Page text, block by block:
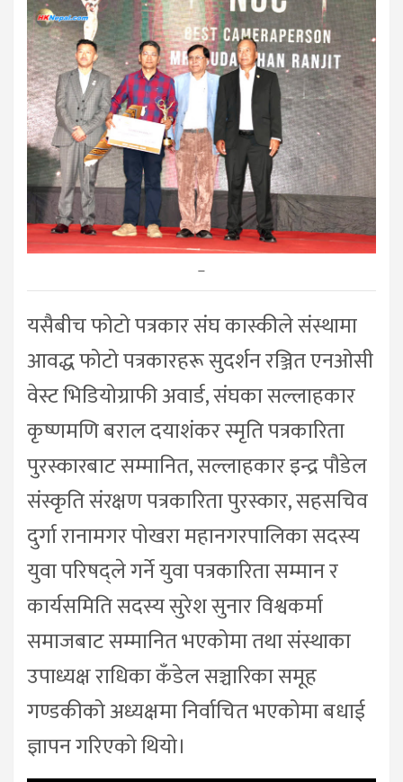
–
यसैबीच फोटो पत्रकार संघ कास्कीले संस्थामा
आवद्ध फोटो पत्रकारहरू सुदर्शन रञ्जित एनओसी
वेस्ट भिडियोग्राफी अवार्ड, संघका सल्लाहकार
कृष्णमणि बराल दयाशंकर स्मृति पत्रकारिता
पुरस्कारबाट सम्मानित, सल्लाहकार इन्द्र पौडेल
संस्कृति संरक्षण पत्रकारिता पुरस्कार, सहसचिव
दुर्गा रानामगर पोखरा महानगरपालिका सदस्य
युवा परिषद्ले गर्ने युवा पत्रकारिता सम्मान र
कार्यसमिति सदस्य सुरेश सुनार विश्वकर्मा
समाजबाट सम्मानित भएकोमा तथा संस्थाका
उपाध्यक्ष राधिका कँडेल सञ्चारिका समूह
गण्डकीको अध्यक्षमा निर्वाचित भएकोमा बधाई
ज्ञापन गरिएको थियो।